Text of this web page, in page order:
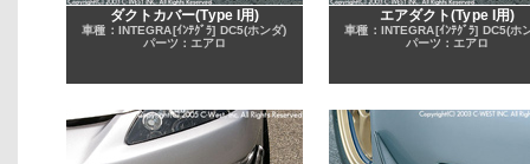
ダクトカバー(Type I用)
車種：INTEGRA[ｲﾝﾃｸﾞﾗ] DC5(ホンダ)
パーツ：エアロ
エアダクト(Type I用)
車種：INTEGRA[ｲﾝﾃｸﾞﾗ] DC5(ホ
パーツ：エアロ